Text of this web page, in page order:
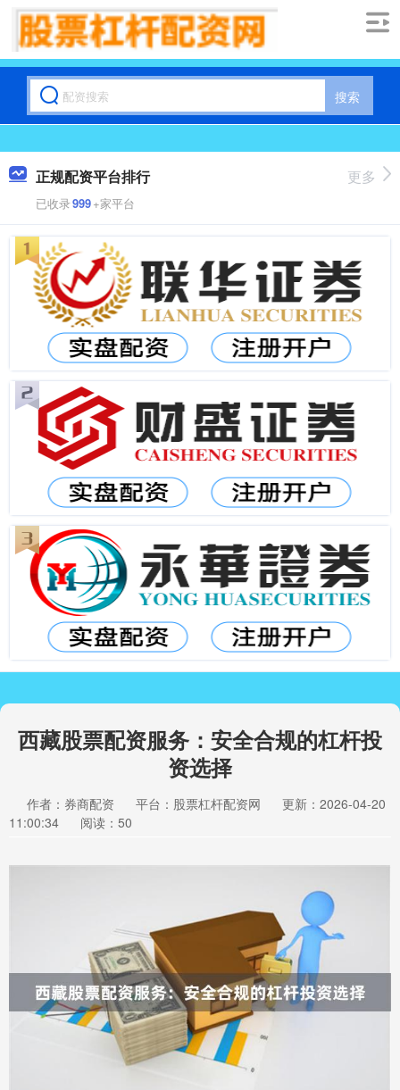
搜索
正规配资平台排行
已收录999+家平台
更多
西藏股票配资服务：安全合规的杠杆投
资选择
作者：券商配资 平台：股票杠杆配资网
更新：2026-04-20
11:00:34
阅读：50